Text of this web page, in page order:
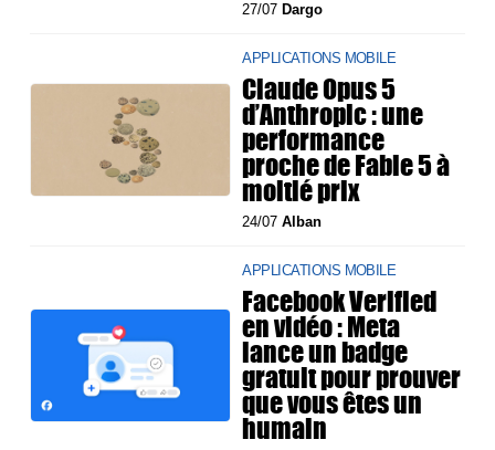
27/07 Dargo
APPLICATIONS MOBILE
Claude Opus 5
d’Anthropic : une
performance
proche de Fable 5 à
moitié prix
24/07Alban
APPLICATIONS MOBILE
Facebook Verified
en vidéo : Meta
lance un badge
gratuit pour prouver
que vous êtes un
humain